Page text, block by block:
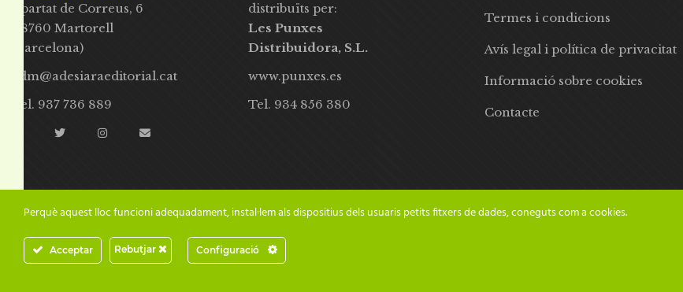
Apartat de Correus, 6
08760 Martorell
(Barcelona)
adm@adesiaraeditorial.cat
Tel. 937 736 889
distribuïts per:
Les Punxes
Distribuidora, S.L.
www.punxes.es
Tel. 934 856 380
Termes i condicions
Avís legal i política de privacitat
Informació sobre cookies
Contacte
Perquè aquest lloc funcioni adequadament, instal·lem als dispositius dels usuaris petits fitxers de dades, coneguts com a cookies.
Acceptar Rebutjar Configuració